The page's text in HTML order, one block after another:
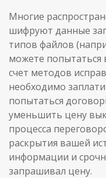
Многие
шифруют данные
типов файлов
можете попытаться
счет методов
необходимо
попытаться
уменьшить цену
процесса
раскрытия вашей
информации и
запрашивал цену.